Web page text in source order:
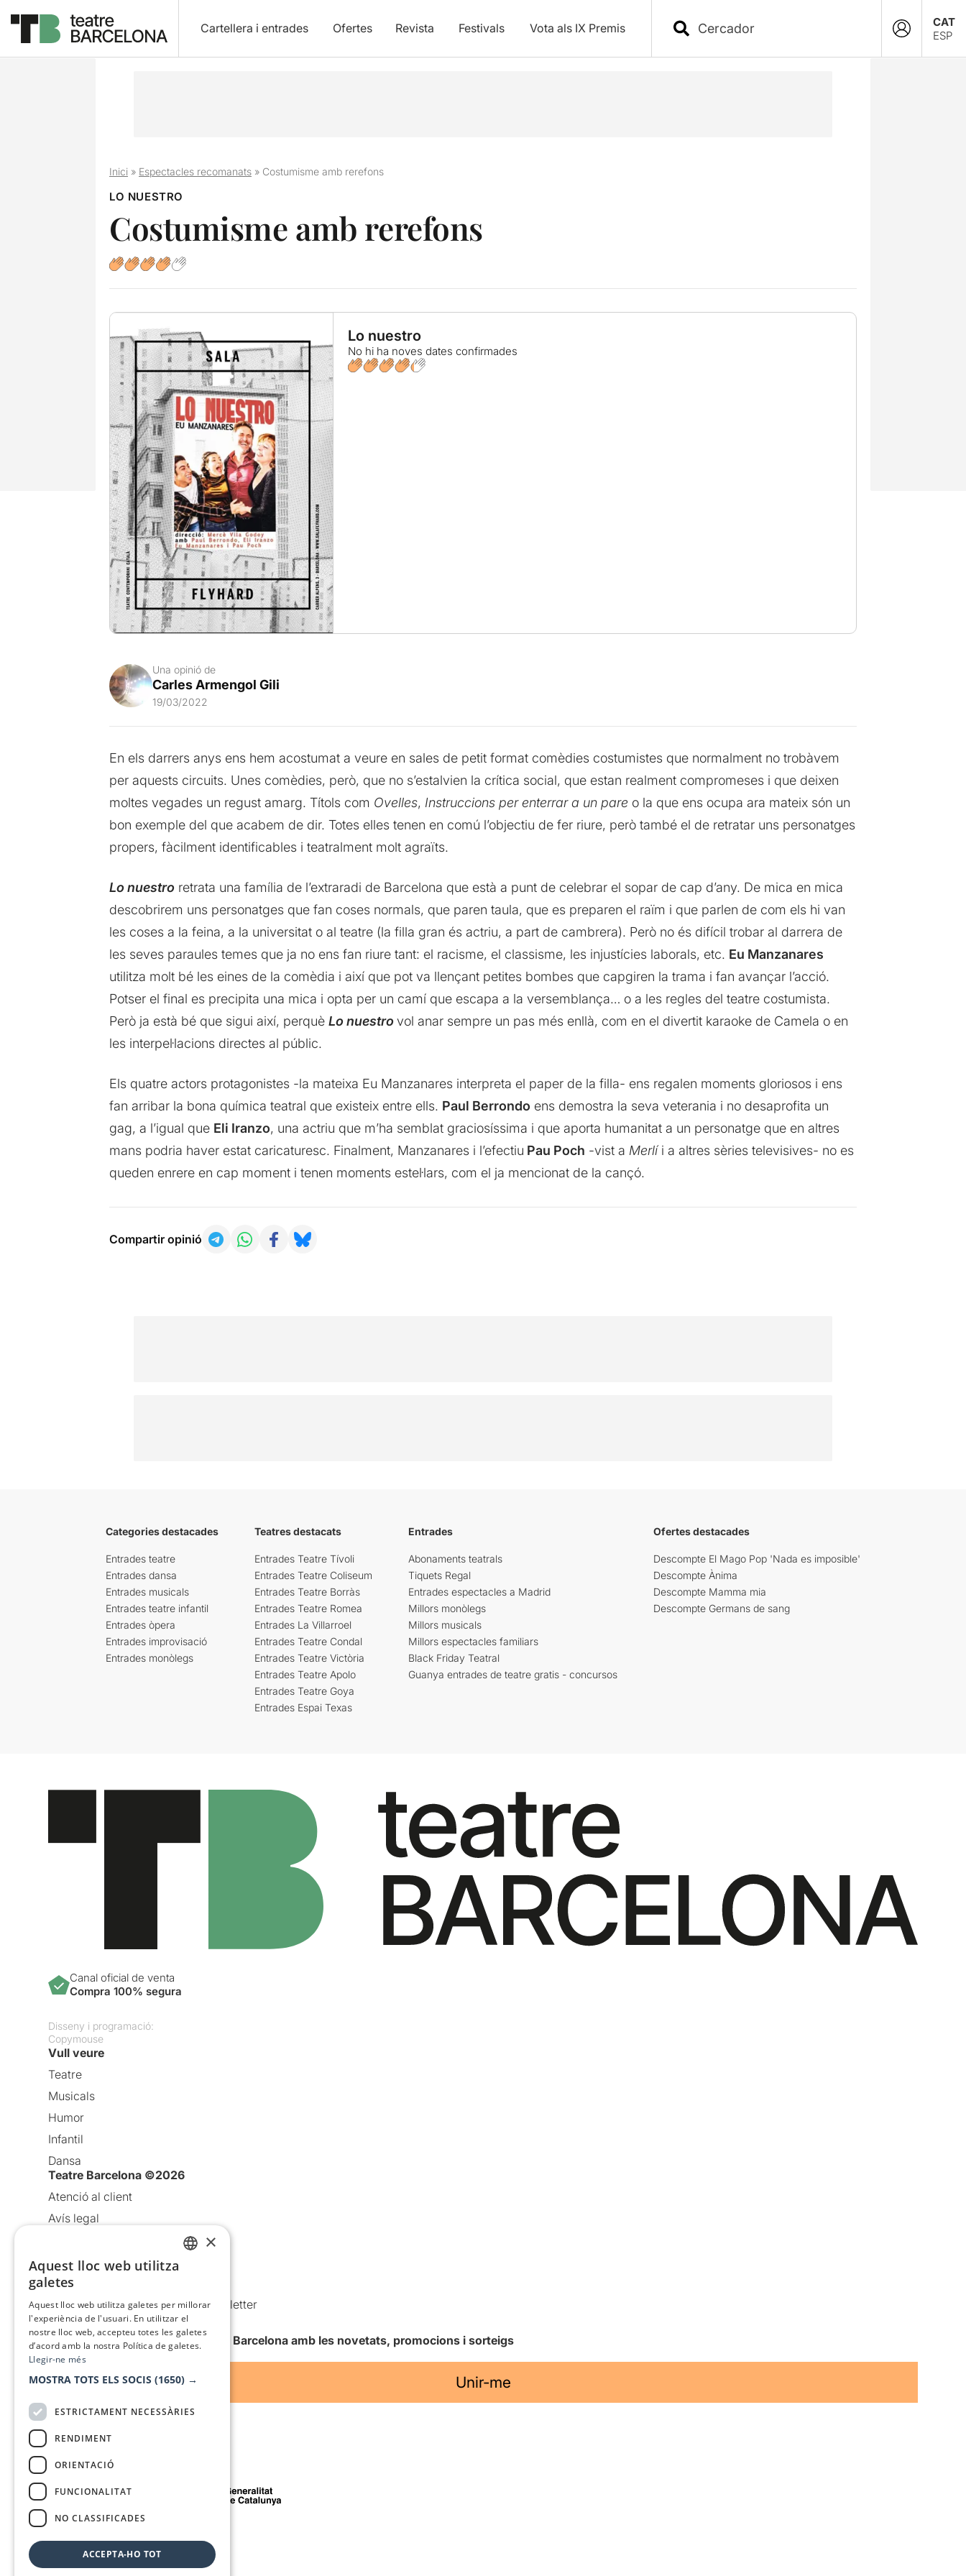
Cartellera i entrades Ofertes Revista Festivals Vota als IX Premis
CAT
ESP
Inici» Espectacles recomanats» Costumisme amb rerefons
LO NUESTRO
Costumisme amb rerefons
Lo nuestro
No hi ha noves dates confirmades
Una opinió de
Carles Armengol Gili
19/03/2022
En els darrers anys ens hem acostumat a veure en sales de petit format comèdies costumistes que normalment no trobàvem
per aquests circuits. Unes comèdies, però, que no s’estalvien la crítica social, que estan realment compromeses i que deixen
moltes vegades un regust amarg. Títols com Ovelles, Instruccions per enterrar a un pare o la que ens ocupa ara mateix són un
bon exemple del que acabem de dir. Totes elles tenen en comú l’objectiu de fer riure, però també el de retratar uns personatges
propers, fàcilment identificables i teatralment molt agraïts.
Lo nuestroretrata una família de l’extraradi de Barcelona que està a punt de celebrar el sopar de cap d’any. De mica en mica
descobrirem uns personatges que fan coses normals, que paren taula, que es preparen el raïm i que parlen de com els hi van
les coses a la feina, a la universitat o al teatre (la filla gran és actriu, a part de cambrera). Però no és difícil trobar al darrera de
les seves paraules temes que ja no ens fan riure tant: el racisme, el classisme, les injustícies laborals, etc. Eu Manzanares
utilitza molt bé les eines de la comèdia i així que pot va llençant petites bombes que capgiren la trama i fan avançar l’acció.
Potser el final es precipita una mica i opta per un camí que escapa a la versemblança… o a les regles del teatre costumista.
Però ja està bé que sigui així, perquè Lo nuestrovol anar sempre un pas més enllà, com en el divertit karaoke de Camela o en
les interpel·lacions directes al públic.
Els quatre actors protagonistes -la mateixa Eu Manzanares interpreta el paper de la filla- ens regalen moments gloriosos i ens
fan arribar la bona química teatral que existeix entre ells. Paul Berrondo ens demostra la seva veterania i no desaprofita un
gag, a l’igual que Eli Iranzo, una actriu que m’ha semblat graciosíssima i que aporta humanitat a un personatge que en altres
mans podria haver estat caricaturesc. Finalment, Manzanares i l’efectiu Pau Poch -vist a Merlíi a altres sèries televisives- no es
queden enrere en cap moment i tenen moments estel·lars, com el ja mencionat de la cançó.
Compartir opinió
Categories destacades
Entrades teatre
Entrades dansa
Entrades musicals
Entrades teatre infantil
Entrades òpera
Entrades improvisació
Entrades monòlegs
Teatres destacats
Entrades Teatre Tívoli
Entrades Teatre Coliseum
Entrades Teatre Borràs
Entrades Teatre Romea
Entrades La Villarroel
Entrades Teatre Condal
Entrades Teatre Victòria
Entrades Teatre Apolo
Entrades Teatre Goya
Entrades Espai Texas
Entrades
Abonaments teatrals
Tiquets Regal
Entrades espectacles a Madrid
Millors monòlegs
Millors musicals
Millors espectacles familiars
Black Friday Teatral
Guanya entrades de teatre gratis - concursos
Ofertes destacades
Descompte El Mago Pop 'Nada es imposible'
Descompte Ànima
Descompte Mamma mia
Descompte Germans de sang
Canal oficial de venta
Compra 100% segura
Disseny i programació:
Copymouse
Vull veure
Teatre
Musicals
Humor
Infantil
Dansa
Teatre Barcelona ©2026
Atenció al client
Avís legal
Política de cookies
Condicions d’ús
Comunicacions comercials i Newsletter
Anuncia’t
Vull rebre la newsletter de Teatre Barcelona amb les novetats, promocions i sorteigs
Unir-me
Amb el suport de
×
Aquest lloc web utilitza
galetes
Aquest lloc web utilitza galetes per millorar
l'experiència de l'usuari. En utilitzar el
nostre lloc web, accepteu totes les galetes
d’acord amb la nostra Política de galetes.
Llegir-ne més
MOSTRA TOTS ELS SOCIS (1650) →
ESTRICTAMENT NECESSÀRIES
RENDIMENT
ORIENTACIÓ
FUNCIONALITAT
NO CLASSIFICADES
ACCEPTA-HO TOT